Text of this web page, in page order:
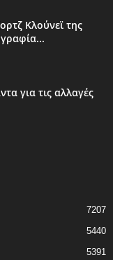
Κλούνεϊ της
για τις αλλαγές
7207
5440
5391